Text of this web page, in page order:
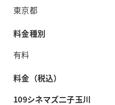
東京都
料金種別
有料
料金（税込）
109シネマズ二子玉川